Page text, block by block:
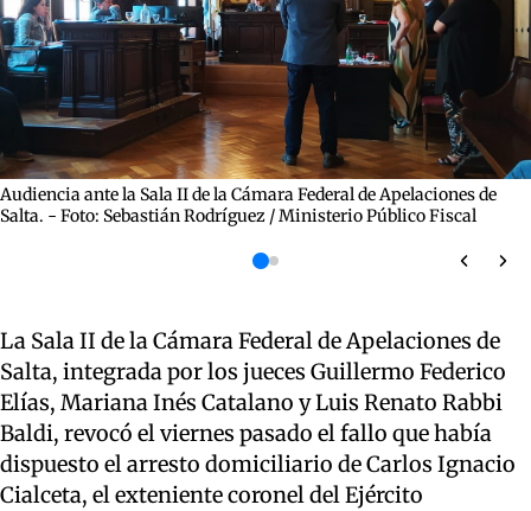
Audiencia ante la Sala II de la Cámara Federal de Apelaciones de
Salta. - Foto: Sebastián Rodríguez / Ministerio Público Fiscal
La Sala II de la Cámara Federal de Apelaciones de
Salta, integrada por los jueces Guillermo Federico
Elías, Mariana Inés Catalano y Luis Renato Rabbi
Baldi, revocó el viernes pasado el fallo que había
dispuesto el arresto domiciliario de Carlos Ignacio
Cialceta, el exteniente coronel del Ejército